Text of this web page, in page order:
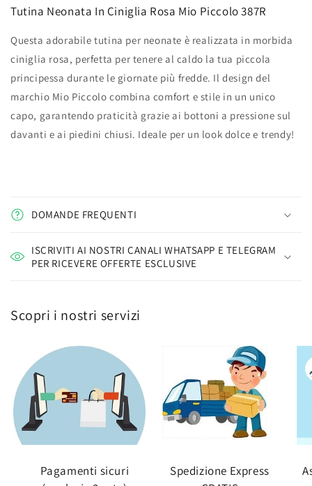
Tutina Neonata In Ciniglia Rosa Mio Piccolo 387R
Questa adorabile tutina per neonate è realizzata in morbida
ciniglia rosa, perfetta per tenere al caldo la tua piccola
principessa durante le giornate più fredde. Il design del
marchio Mio Piccolo combina comfort e stile in un unico
capo, garantendo praticità grazie ai bottoni a pressione sul
davanti e ai piedini chiusi. Ideale per un look dolce e trendy!
DOMANDE FREQUENTI
ISCRIVITI AI NOSTRI CANALI WHATSAPP E TELEGRAM
PER RICEVERE OFFERTE ESCLUSIVE
Scopri i nostri servizi
Pagamenti sicuri
Spedizione Express